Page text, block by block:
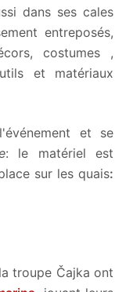
dans ses cales
entreposés,
costumes ,
et matériaux
et se
: le matériel est
sur les quais:
troupe Čajka ont